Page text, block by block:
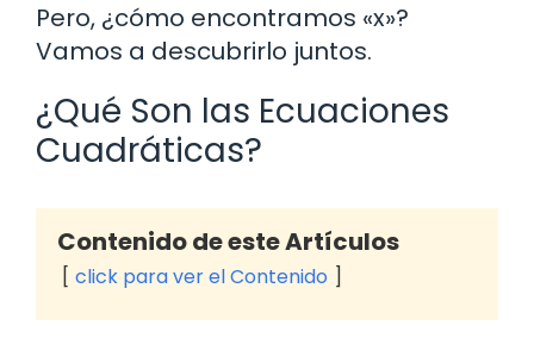
Pero, ¿cómo encontramos «x»?
Vamos a descubrirlo juntos.
¿Qué Son las Ecuaciones
Cuadráticas?
Contenido de este Artículos
click para ver el Contenido